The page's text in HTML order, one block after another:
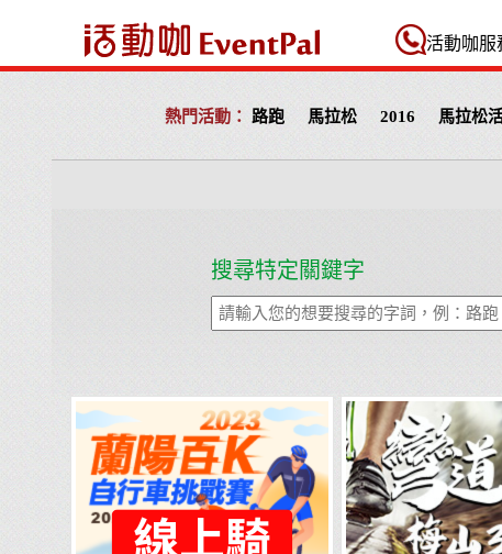
活動咖 Eventpal
活動咖服
路跑 馬拉松 2016 馬拉松
搜尋特定關鍵字